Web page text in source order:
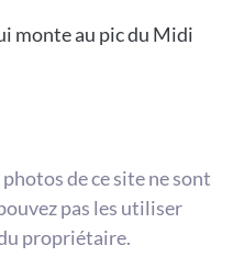
monte au pic du Midi
de ce site ne sont
pas les utiliser
propriétaire.